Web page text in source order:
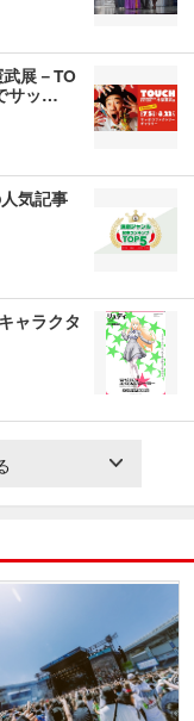
展－TO
サッ…
気記事
ャラクタ